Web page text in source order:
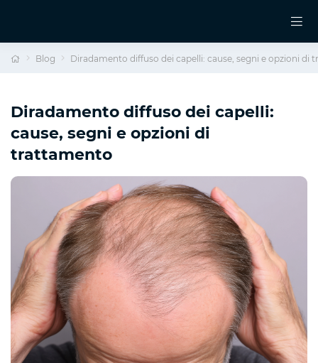
Blog Diradamento diffuso dei capelli: cause, segni e opzioni di
Diradamento diffuso dei capelli:
cause, segni e opzioni di
trattamento